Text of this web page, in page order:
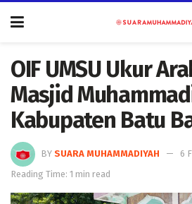
OIF UMSU Ukur
Masjid
Kabupaten Batu
BY SUARA MUHAMMADIYAH
6
Reading Time: 1 min read